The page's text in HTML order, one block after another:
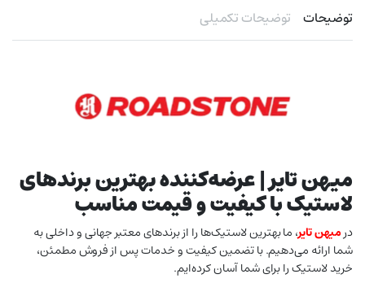
توضیحات توضیحات تکمیلی
میهن تایر | عرضه‌کننده بهترین برندهای
لاستیک با کیفیت و قیمت مناسب
درمیهن تایر، ما بهترین لاستیک‌ها را از برندهای معتبر جهانی و داخلی به
شما ارائه می‌دهیم. با تضمین کیفیت و خدمات پس از فروش مطمئن،
خرید لاستیک را برای شما آسان کرده‌ایم.